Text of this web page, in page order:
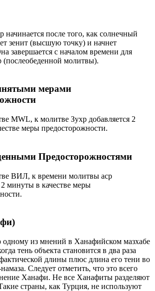
начинается после того, как солнечный
зенит (высшую точку) и начнет
завершается с началом времени для
молитвы).
мерами
MWL, к молитве Зухр добавляется 2
меры предосторожности.
Предосторожностями
ВИЛ, к времени молитвы аср
минуты в качестве меры
одному из мнений в Ханафийском мазхабе
тень объекта становится в два раза
длины плюс длина его тени во
Следует отметить, что это всего
Ханафи. Не все Ханафиты разделяют
страны, как Турция, не используют